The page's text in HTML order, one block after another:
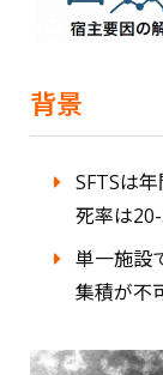
背景
SFTSは
死率は
単一施設
集積が不